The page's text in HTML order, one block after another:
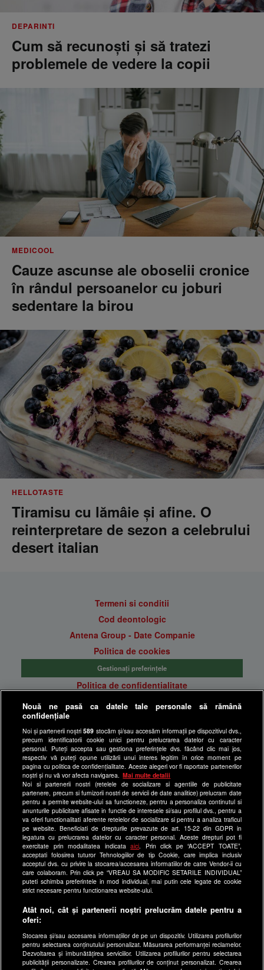
DEPARINTI
Cum să recunoști și să tratezi
problemele de vedere la copii
MEDICOOL
Cauze ascunse ale oboselii cronice
în rândul persoanelor cu joburi
sedentare la birou
HELLOTASTE
Tiramisu cu lămâie și afine. O
reinterpretare de sezon a celebrului
desert italian
Termeni si conditii
Cod deontologic
Antena Group - Date Companie
Politica de cookies
Gestionați preferințele
Politica de confidentialitate
Anunturi gratuite pe Lajumate.ro
Program Happy Channel
Echipa editorială
Site-uri Antena Group
a1.ro
antenastars.ro
as.ro
catine.ro
chefi.ro
deparinti.ro
medicool.ro
spynews.ro
useit.ro
retetefeldefel.ro
zutv.ro
Nouă ne pasă ca datele tale personale să rămână
confidențiale
Noi și partenerii noștri589 stocăm și/sau accesăm informații pe dispozitivul dvs.,
precum identificatorii cookie unici pentru prelucrarea datelor cu caracter
personal. Puteți accepta sau gestiona preferințele dvs. făcând clic mai jos,
respectiv vă puteți opune utilizării unui interes legitim în orice moment pe
pagina cu politica de confidențialitate. Aceste alegeri vor fi raportate partenerilor
noștri și nu vă vor afecta navigarea.
Mai multe detalii
Noi si partenerii nostri (retelele de socializare si agentiile de publicitate
partenere, precum si furnizorii nostri de servicii de date analitice) prelucram date
pentru a permite website-ului sa functioneze, pentru a personaliza continutul si
anunturile publicitare afisate in functie de interesele si/sau profilul dvs., pentru a
va oferi functionalitati aferente retelelor de socializare si pentru a analiza traficul
pe website. Beneficiati de drepturile prevazute de art. 15-22 din GDPR in
legatura cu prelucrarea datelor cu caracter personal. Aceste drepturi pot fi
exercitate prin modalitatea indicataaici . Prin click pe “ACCEPT TOATE”,
acceptati folosirea tuturor Tehnologiilor de tip Cookie, care implica inclusiv
acceptul dvs. cu privire la stocarea/accesarea informatiilor de catre Vendor-ii cu
care colaboram. Prin click pe “VREAU SA MODIFIC SETARILE INDIVIDUAL”
puteti schimba preferintele in mod individual, mai putin cele legate de cookie
strict necesare pentru functionarea website-ului.
Atât noi, cât și partenerii noștri prelucrăm datele pentru a
oferi:
Stocarea și/sau accesarea informațiilor de pe un dispozitiv. Utilizarea profilurilor
pentru selectarea conținutului personalizat. Măsurarea performanței reclamelor.
Dezvoltarea și îmbunătățirea serviciilor. Utilizarea profilurilor pentru selectarea
publicității personalizate. Crearea profilurilor de conținut personalizat. Crearea